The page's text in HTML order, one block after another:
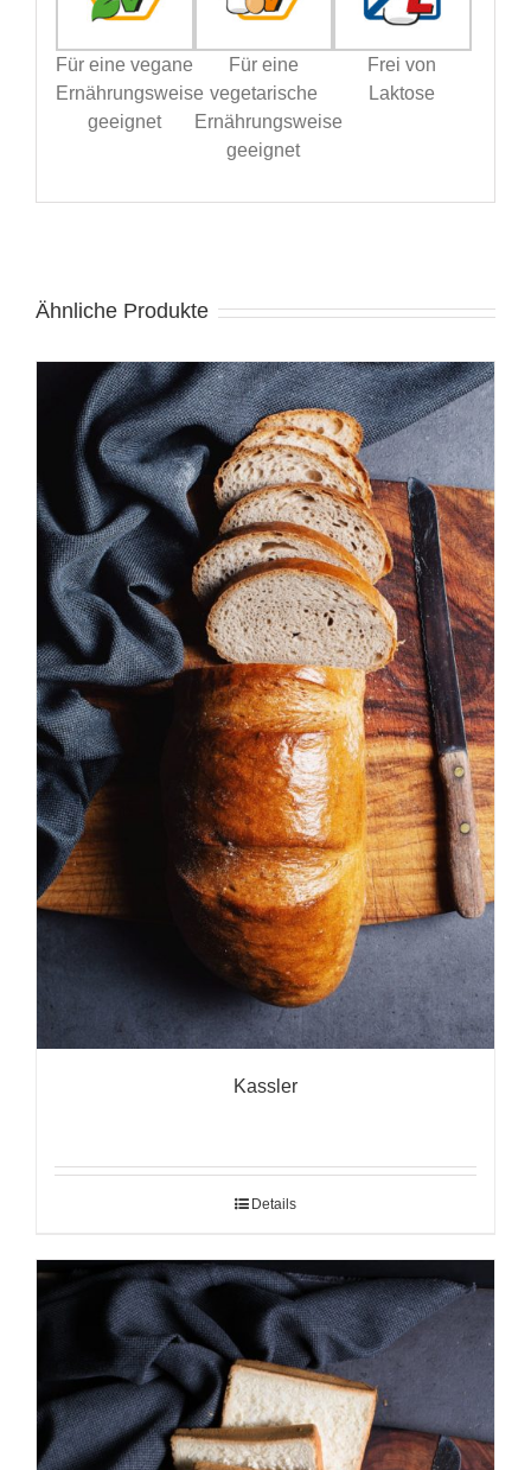
Für eine vegane
Ernährungsweise
geeignet
Für eine
vegetarische
Ernährungsweise
geeignet
Frei von
Laktose
Ähnliche Produkte
Kassler
Details